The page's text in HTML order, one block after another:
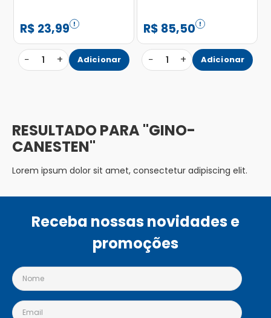
R$ 23,99
− 1 + Adicionar
R$ 85,50
− 1 + Adicionar
GINO-
CANESTEN
Lorem ipsum dolor sit amet, consectetur adipiscing elit.
Receba nossas novidades e
promoções